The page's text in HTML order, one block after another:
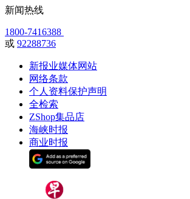
新闻热线
1800-7416388
或 92288736
新报业媒体网站
网络条款
个人资料保护声明
全检索
ZShop集品店
海峡时报
商业时报